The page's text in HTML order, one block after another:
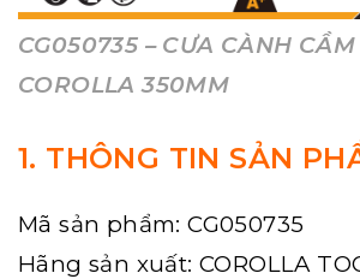
CG050735 – CƯA CÀNH CẦM
COROLLA 350MM
1. THÔNG TIN SẢN
Mã sản phẩm: CG050735
Hãng sản xuất: COROLLA